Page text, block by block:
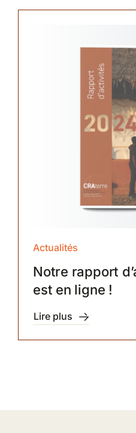
Actualités
Notre rapport
est en ligne !
Lire plus